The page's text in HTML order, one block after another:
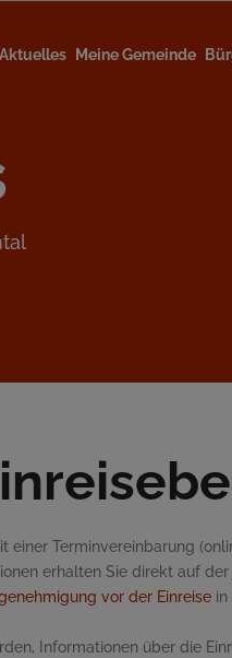
Aktuelles Meine Gemeinde
einer Terminvereinbarung (
erhalten Sie direkt auf
vor der Einreise in
Informationen über die